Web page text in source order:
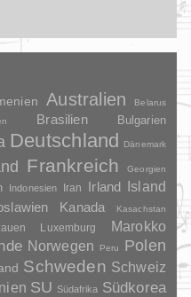
Australien Belarus
Brasilien Bulgarien
Deutschland Dänemark
Frankreich
Georgien
Indonesien Iran Irland
Island
Kanada Kasachstan
Luxemburg Marokko
Norwegen Peru
Polen
Schweden Schweiz
SU Südafrika Südkorea